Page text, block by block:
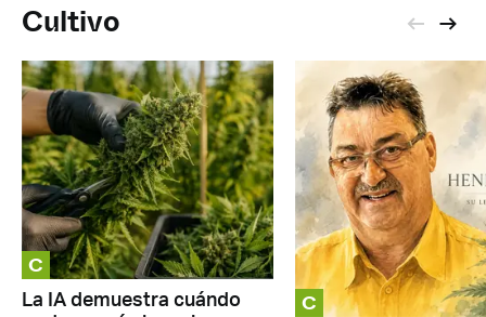
Cultivo
C
La IA demuestra cuándo
C